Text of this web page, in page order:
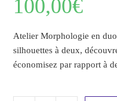
100,00€
Atelier Morphologie en
silhouettes à deux,
économisez par rapport à